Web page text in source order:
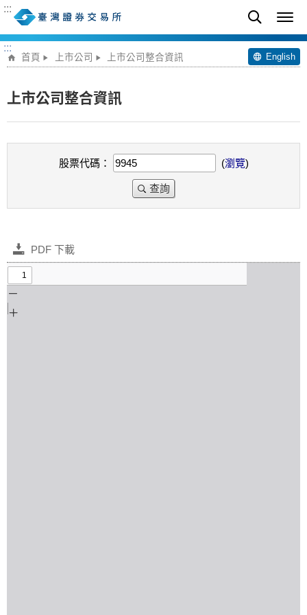
:::
:::
首頁 上市公司 上市公司整合資訊 English
上市公司整合資訊
股票代碼： (瀏覽)
查詢
PDF 下載